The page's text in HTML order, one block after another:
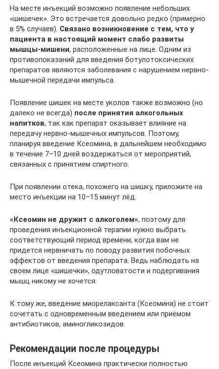
На месте инъекций возможно появление небольших
«шишечек». Это встречается довольно редко (примерно
в 5% случаев). Связано возникновение с тем, что у
пациента в настоящий момент слабо развиты
мышцы-мишени, расположенные на лице. Одним из
противопоказаний для введения ботулотоксических
препаратов являются заболевания с нарушением нервно-
мышечной передачи импульса.
Появление шишек на месте уколов также возможно (но
далеко не всегда) после принятия алкогольных
напитков, так как препарат оказывает влияние на
передачу нервно-мышечных импульсов. Поэтому,
планируя введение Ксеомина, в дальнейшем необходимо
в течение 7–10 дней воздержаться от мероприятий,
связанных с принятием спиртного.
При появлении отека, похожего на шишку, приложите на
место инъекции на 10–15 минут лёд.
«Ксеомин не дружит с алкоголем», поэтому для
проведения инъекционной терапии нужно выбрать
соответствующий период времени, когда вам не
придется нервничать по поводу развития побочных
эффектов от введения препарата. Ведь наблюдать на
своем лице «шишечки», одутловатости и подергивания
мышц никому не хочется.
К тому же, введение миорелаксанта (Ксеомина) не стоит
сочетать с одновременным введением или приёмом
антибиотиков, аминогликозидов.
Рекомендации после процедуры
После инъекций Ксеомина практически полностью